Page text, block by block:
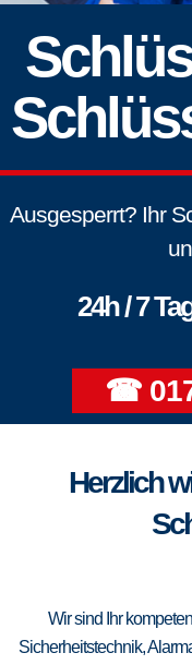
Ausgesperrt? Ihr
24h / 7
☎
Herzlich
Wir sind Ihr
Sicherheitstechnik,